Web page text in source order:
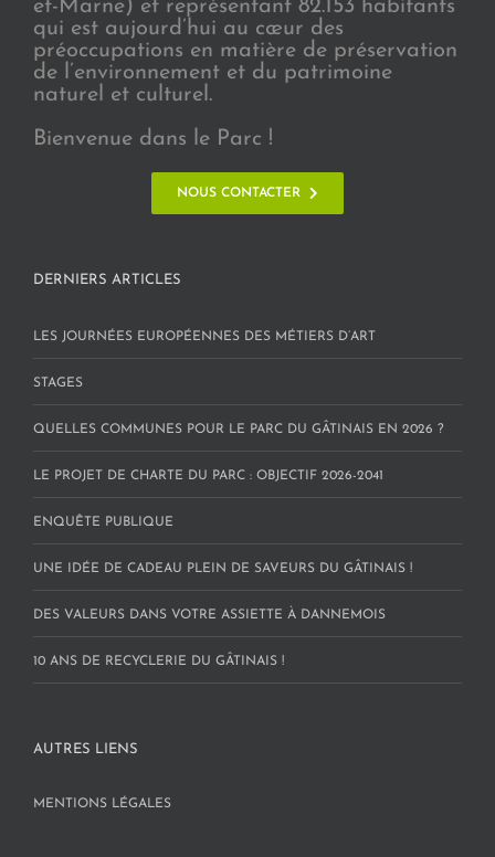
et-Marne) et représentant 82.153 habitants
qui est aujourd’hui au cœur des
préoccupations en matière de préservation
de l’environnement et du patrimoine
naturel et culturel.
Bienvenue dans le Parc !
NOUS CONTACTER
DERNIERS ARTICLES
LES JOURNÉES EUROPÉENNES DES MÉTIERS D’ART
STAGES
QUELLES COMMUNES POUR LE PARC DU GÂTINAIS EN 2026 ?
LE PROJET DE CHARTE DU PARC : OBJECTIF 2026-2041
ENQUÊTE PUBLIQUE
UNE IDÉE DE CADEAU PLEIN DE SAVEURS DU GÂTINAIS !
DES VALEURS DANS VOTRE ASSIETTE À DANNEMOIS
10 ANS DE RECYCLERIE DU GÂTINAIS !
AUTRES LIENS
MENTIONS LÉGALES